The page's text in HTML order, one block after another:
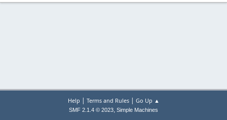
Help | Terms and Rules| Go Up ▲
SMF 2.1.4 © 2023, Simple Machines